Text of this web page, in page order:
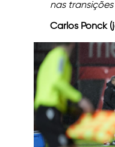
nas
Carlos Ponck